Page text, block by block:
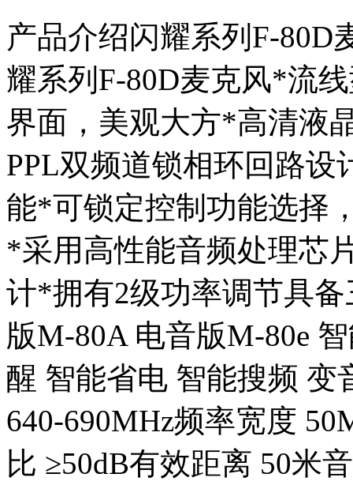
产品介绍闪耀系列F-80D
耀系列F-80D麦克风*流
界面，美观大方*高清液
PPL双频道锁相环回路
能*可锁定控制功能选择
*采用高性能音频处理芯
计*拥有2级功率调节具
版M-80A 电音版M-80e
醒 智能省电 智能搜频 变
640-690MHz频率宽度
比 ≥50dB有效距离 50米